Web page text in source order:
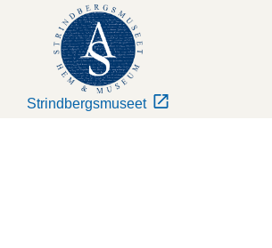
Strindbergsmuseet